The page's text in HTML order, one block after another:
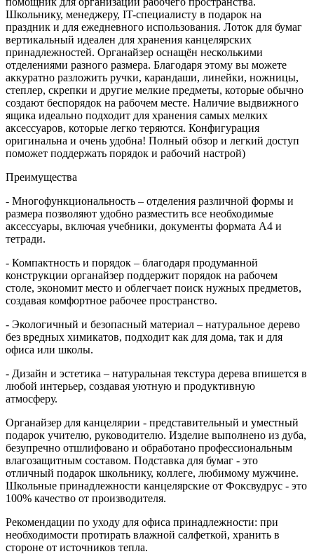
Школьнику, менеджеру, IT-специалисту в подарок на
праздник и для ежедневного использования. Лоток для бумаг
вертикальный идеален для хранения канцелярских
принадлежностей. Органайзер оснащён несколькими
отделениями разного размера. Благодаря этому вы можете
аккуратно разложить ручки, карандаши, линейки, ножницы,
степлер, скрепки и другие мелкие предметы, которые обычно
создают беспорядок на рабочем месте. Наличие выдвижного
ящика идеально подходит для хранения самых мелких
аксессуаров, которые легко теряются. Конфигурация
оригинальна и очень удобна! Полный обзор и легкий доступ
поможет поддержать порядок и рабочий настрой)
Преимущества
- Многофункциональность – отделения различной формы и
размера позволяют удобно разместить все необходимые
аксессуары, включая учебники, документы формата A4 и
тетради.
- Компактность и порядок – благодаря продуманной
конструкции органайзер поддержит порядок на рабочем
столе, экономит место и облегчает поиск нужных предметов,
создавая комфортное рабочее пространство.
- Экологичный и безопасный материал – натуральное дерево
без вредных химикатов, подходит как для дома, так и для
офиса или школы.
- Дизайн и эстетика – натуральная текстура дерева впишется в
любой интерьер, создавая уютную и продуктивную
атмосферу.
Органайзер для канцелярии - представительный и уместный
подарок учителю, руководителю. Изделие выполнено из дуба,
безупречно отшлифовано и обработано профессиональным
влагозащитным составом. Подставка для бумаг - это
отличный подарок школьнику, коллеге, любимому мужчине.
Школьные принадлежности канцелярские от Фоксвудрус - это
100% качество от производителя.
Рекомендации по уходу для офиса принадлежности: при
необходимости протирать влажной салфеткой, хранить в
стороне от источников тепла.